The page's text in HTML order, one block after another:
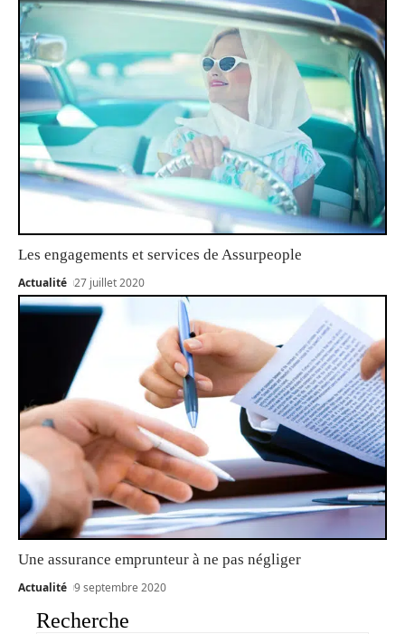
Les engagements et services de Assurpeople
Actualité 27 juillet 2020
Une assurance emprunteur à ne pas négliger
Actualité 9 septembre 2020
Recherche